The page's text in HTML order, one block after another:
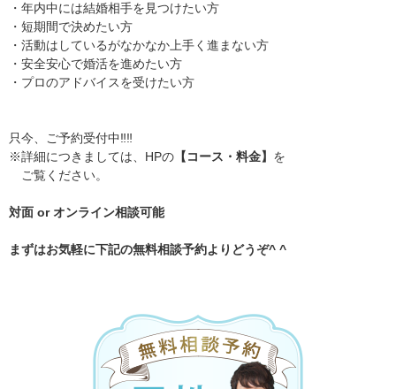
・年内中には結婚相手を見つけたい方
・短期間で決めたい方
・活動はしているがなかなか上手く進まない方
・安全安心で婚活を進めたい方
・プロのアドバイスを受けたい方
只今、ご予約受付中‼️‼️
※詳細につきましては、HPの 【コース・料金】 を
ご覧ください。
対面 or オンライン相談可能
まずはお気軽に下記の無料相談予約よりどうぞ^ ^